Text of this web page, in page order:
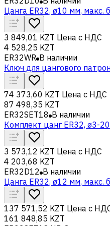
Цанга ER32, ø10 мм, макс.
3 849,01 KZT Цена с НДС
4 528,25 KZT
ER32WR В наличии
Ключ для цангового
74 373,60 KZT Цена с НДС
87 498,35 KZT
ER32SET18 В наличии
Комплект цанг ER32, ø3-
3 573,12 KZT Цена с НДС
4 203,68 KZT
ER32D12 В наличии
Цанга ER32, ø12 мм, макс.
137 571,52 KZT Цена с
161 848,85 KZT